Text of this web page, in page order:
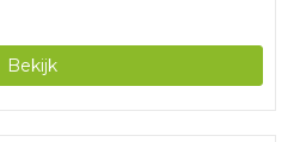
op Netflix.De monitor
waardoor je veel ruimte
Bekijk